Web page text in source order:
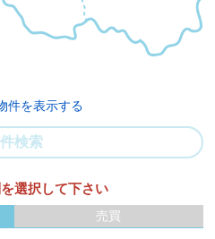
件を表示する
検索
選択して下さい
売買